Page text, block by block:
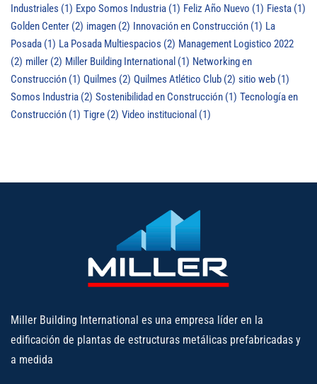
Industriales (1) Expo Somos Industria (1) Feliz Año Nuevo (1) Fiesta (1)
Golden Center (2) imagen (2) Innovación en Construcción (1) La
Posada (1) La Posada Multiespacios (2) Management Logistico 2022
(2) miller (2) Miller Building International (1) Networking en
Construcción (1) Quilmes (2) Quilmes Atlético Club (2) sitio web (1)
Somos Industria (2) Sostenibilidad en Construcción (1) Tecnología en
Construcción (1) Tigre (2) Video institucional (1)
Miller Building International es una empresa líder en la
edificación de plantas de estructuras metálicas prefabricadas y
a medida